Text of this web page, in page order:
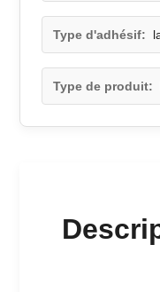
Type d'adhésif:
Type de produit: